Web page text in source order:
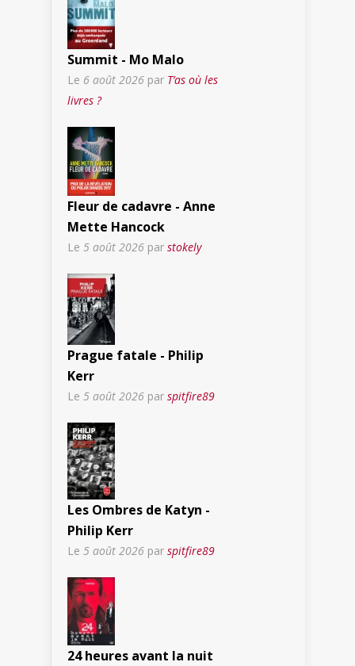
Summit - Mo Malo
Le 6 août 2026 par T’as où les
livres ?
Fleur de cadavre - Anne
Mette Hancock
Le 5 août 2026 par stokely
Prague fatale - Philip
Kerr
Le 5 août 2026 par spitfire89
Les Ombres de Katyn -
Philip Kerr
Le 5 août 2026 par spitfire89
24 heures avant la nuit